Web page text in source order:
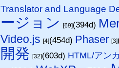
Translator and Language
ージョン [69](394d)
Video.js [4](454d) Phaser [3]
開発 [32](603d) HTML/アン